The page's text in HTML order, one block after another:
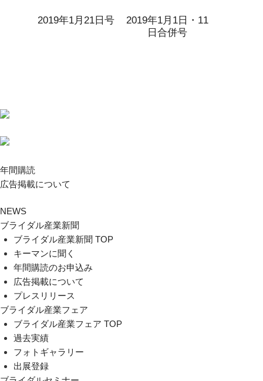
2019年1月21日号
2019年1月1日・11
日合併号
年間購読
広告掲載について
NEWS
ブライダル産業新聞
ブライダル産業新聞 TOP
キーマンに聞く
年間購読のお申込み
広告掲載について
プレスリリース
ブライダル産業フェア
ブライダル産業フェア TOP
過去実績
フォトギャラリー
出展登録